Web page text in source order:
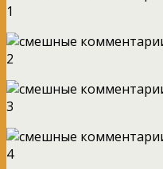
1
2
3
4